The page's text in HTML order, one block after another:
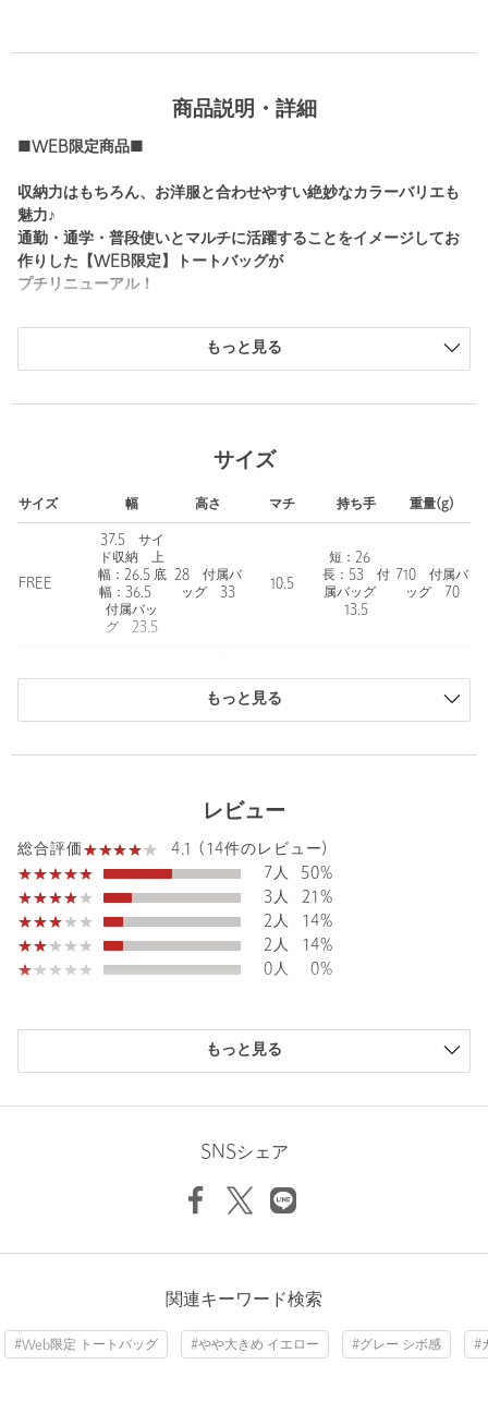
商品説明・詳細
■WEB限定商品■
収納力はもちろん、お洋服と合わせやすい絶妙なカラーバリエも
魅力♪
通勤・通学・普段使いとマルチに活躍することをイメージしてお
作りした【WEB限定】トートバッグが
プチリニューアル！
■デザイン
大人気【WEB限定】ダブルハンドルバッグ（対象品番：
・メイン収納スペース開け口にフラップを施し、荷物が多い時で
・ハンドル部分にぷっくり厚みを出し、握った時・肩掛けしたと
きの安定感をプラス
------------------------------------
PC（13インチ）やA4サイズなど、通勤・通学で持ち歩くアイテム
が無理なくスッとしまうことができるサイズ感。
また、やや大きめのファスナー付きの収納も完備しているので、
貴重品や小物などの収納も安心感があります。
本体重量は710gと比較的軽量なのもポイント。
荷物の多い方にもぴったりのバッグです。
すべてのカラーに、ブラックカラーの持ち手付きソフトPCバッグ
が付属します。
MOCA：MOCAとBLACKのバイカラー
OFF WHITE：シルバー系カラー
・A4サイズ（横210×縦297）曲げずに収納可
・500mlペットボトル/タンブラー 立てて収納可
もっと見る
サイズ
サイズ 幅 高さ マチ 持ち手 重量(g)
FREE
37.5 サイ
ド収納 上
幅：26.5 底
幅：36.5
付属バッ
グ 23.5
28 付属バ
ッグ 33
10.5
短：26
長：53 付
属バッグ
13.5
710 付属バ
ッグ 70
もっと見る
レビュー
総合評価
4.1 (14件のレビュー)
7人
50%
3人
21%
2人
14%
2人
14%
0人
0%
在宅勤務が定着し、通勤時はPC持参も増えたので、
すごく便利でこれから大活躍間違いなしです。
性別：女性
もっと見る
SNSシェア
関連キーワード検索
#Web限定 トートバッグ #やや大きめ イエロー #グレー シボ感 #